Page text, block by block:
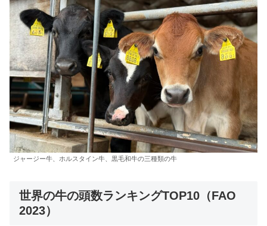
ジャージー牛、ホルスタイン牛、黒毛和牛の三種類の牛
世界の牛の頭数ランキングTOP10（FAO
2023）